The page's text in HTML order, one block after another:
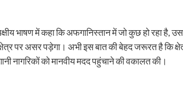
भाषण में कहा कि अफगानिस्तान में जो कुछ हो रहा है,
पर असर पड़ेगा। अभी इस बात की बेहद जरूरत है कि
नागरिकों को मानवीय मदद पहुंचाने की वकालत की।